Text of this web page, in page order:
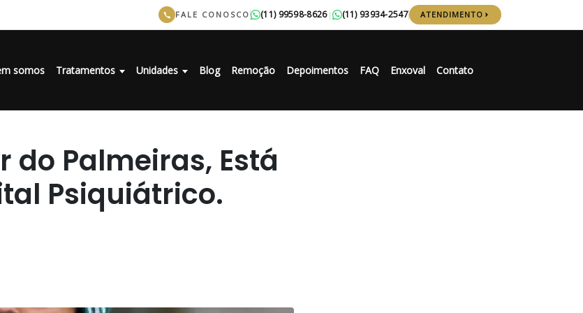
FALE CONOSCO (11) 99598-8626| (11) 93934-2547 ATENDIMENTO
somos Tratamentos Unidades Blog Remoção Depoimentos FAQ Enxoval Contato
Palmeiras, Está
Psiquiátrico.